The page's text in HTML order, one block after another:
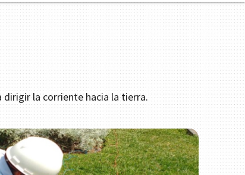
dirigir la corriente hacia la tierra.